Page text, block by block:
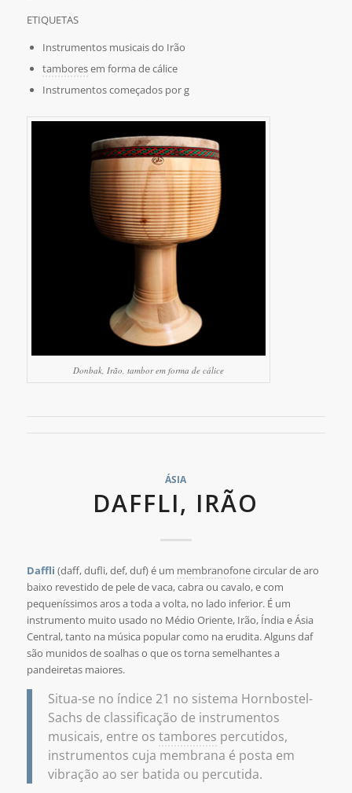
ETIQUETAS
Instrumentos musicais do Irão
tamboresem forma de cálice
Instrumentos começados por g
Donbak, Irão, tambor em forma de cálice
ÁSIA
DAFFLI, IRÃO
Daffli (daff, dufli, def, duf) é um membranofonecircular de aro
baixo revestido de pele de vaca, cabra ou cavalo, e com
pequeníssimos aros a toda a volta, no lado inferior. É um
instrumento muito usado no Médio Oriente, Irão, Índia e Ásia
Central, tanto na música popular como na erudita. Alguns daf
são munidos de soalhas o que os torna semelhantes a
pandeiretas maiores.
Situa-se no índice 21 no sistema Hornbostel-
Sachs de classificação de instrumentos
musicais, entre os tambores percutidos,
instrumentos cuja membrana é posta em
vibração ao ser batida ou percutida.